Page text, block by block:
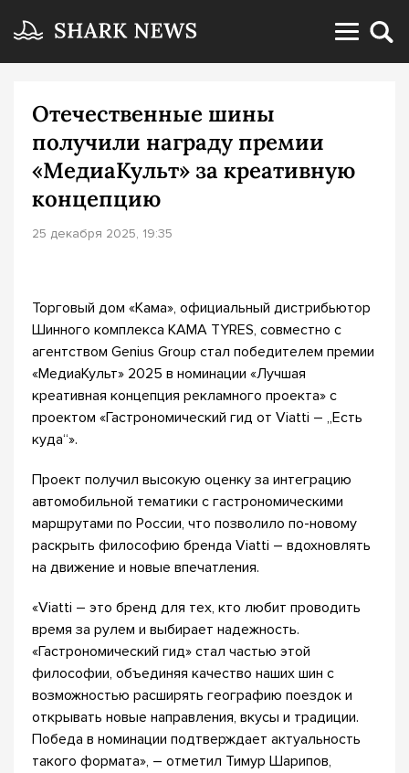
Отечественные шины
получили награду премии
«МедиаКульт» за креативную
концепцию
25 декабря 2025, 19:35
Торговый дом «Кама», официальный дистрибьютор
Шинного комплекса KAMA TYRES, совместно с
агентством Genius Group стал победителем премии
«МедиаКульт» 2025 в номинации «Лучшая
креативная концепция рекламного проекта» с
проектом «Гастрономический гид от Viatti – „Есть
куда“».
Проект получил высокую оценку за интеграцию
автомобильной тематики с гастрономическими
маршрутами по России, что позволило по-новому
раскрыть философию бренда Viatti – вдохновлять
на движение и новые впечатления.
«Viatti – это бренд для тех, кто любит проводить
время за рулем и выбирает надежность.
«Гастрономический гид» стал частью этой
философии, объединяя качество наших шин с
возможностью расширять географию поездок и
открывать новые направления, вкусы и традиции.
Победа в номинации подтверждает актуальность
такого формата», – отметил Тимур Шарипов,